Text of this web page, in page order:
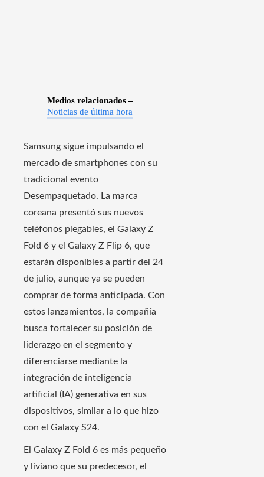
Medios relacionados –
Noticias de última hora
Samsung sigue impulsando el
mercado de smartphones con su
tradicional evento
Desempaquetado. La marca
coreana presentó sus nuevos
teléfonos plegables, el Galaxy Z
Fold 6 y el Galaxy Z Flip 6, que
estarán disponibles a partir del 24
de julio, aunque ya se pueden
comprar de forma anticipada. Con
estos lanzamientos, la compañía
busca fortalecer su posición de
liderazgo en el segmento y
diferenciarse mediante la
integración de inteligencia
artificial (IA) generativa en sus
dispositivos, similar a lo que hizo
con el Galaxy S24.
El Galaxy Z Fold 6 es más pequeño
y liviano que su predecesor, el